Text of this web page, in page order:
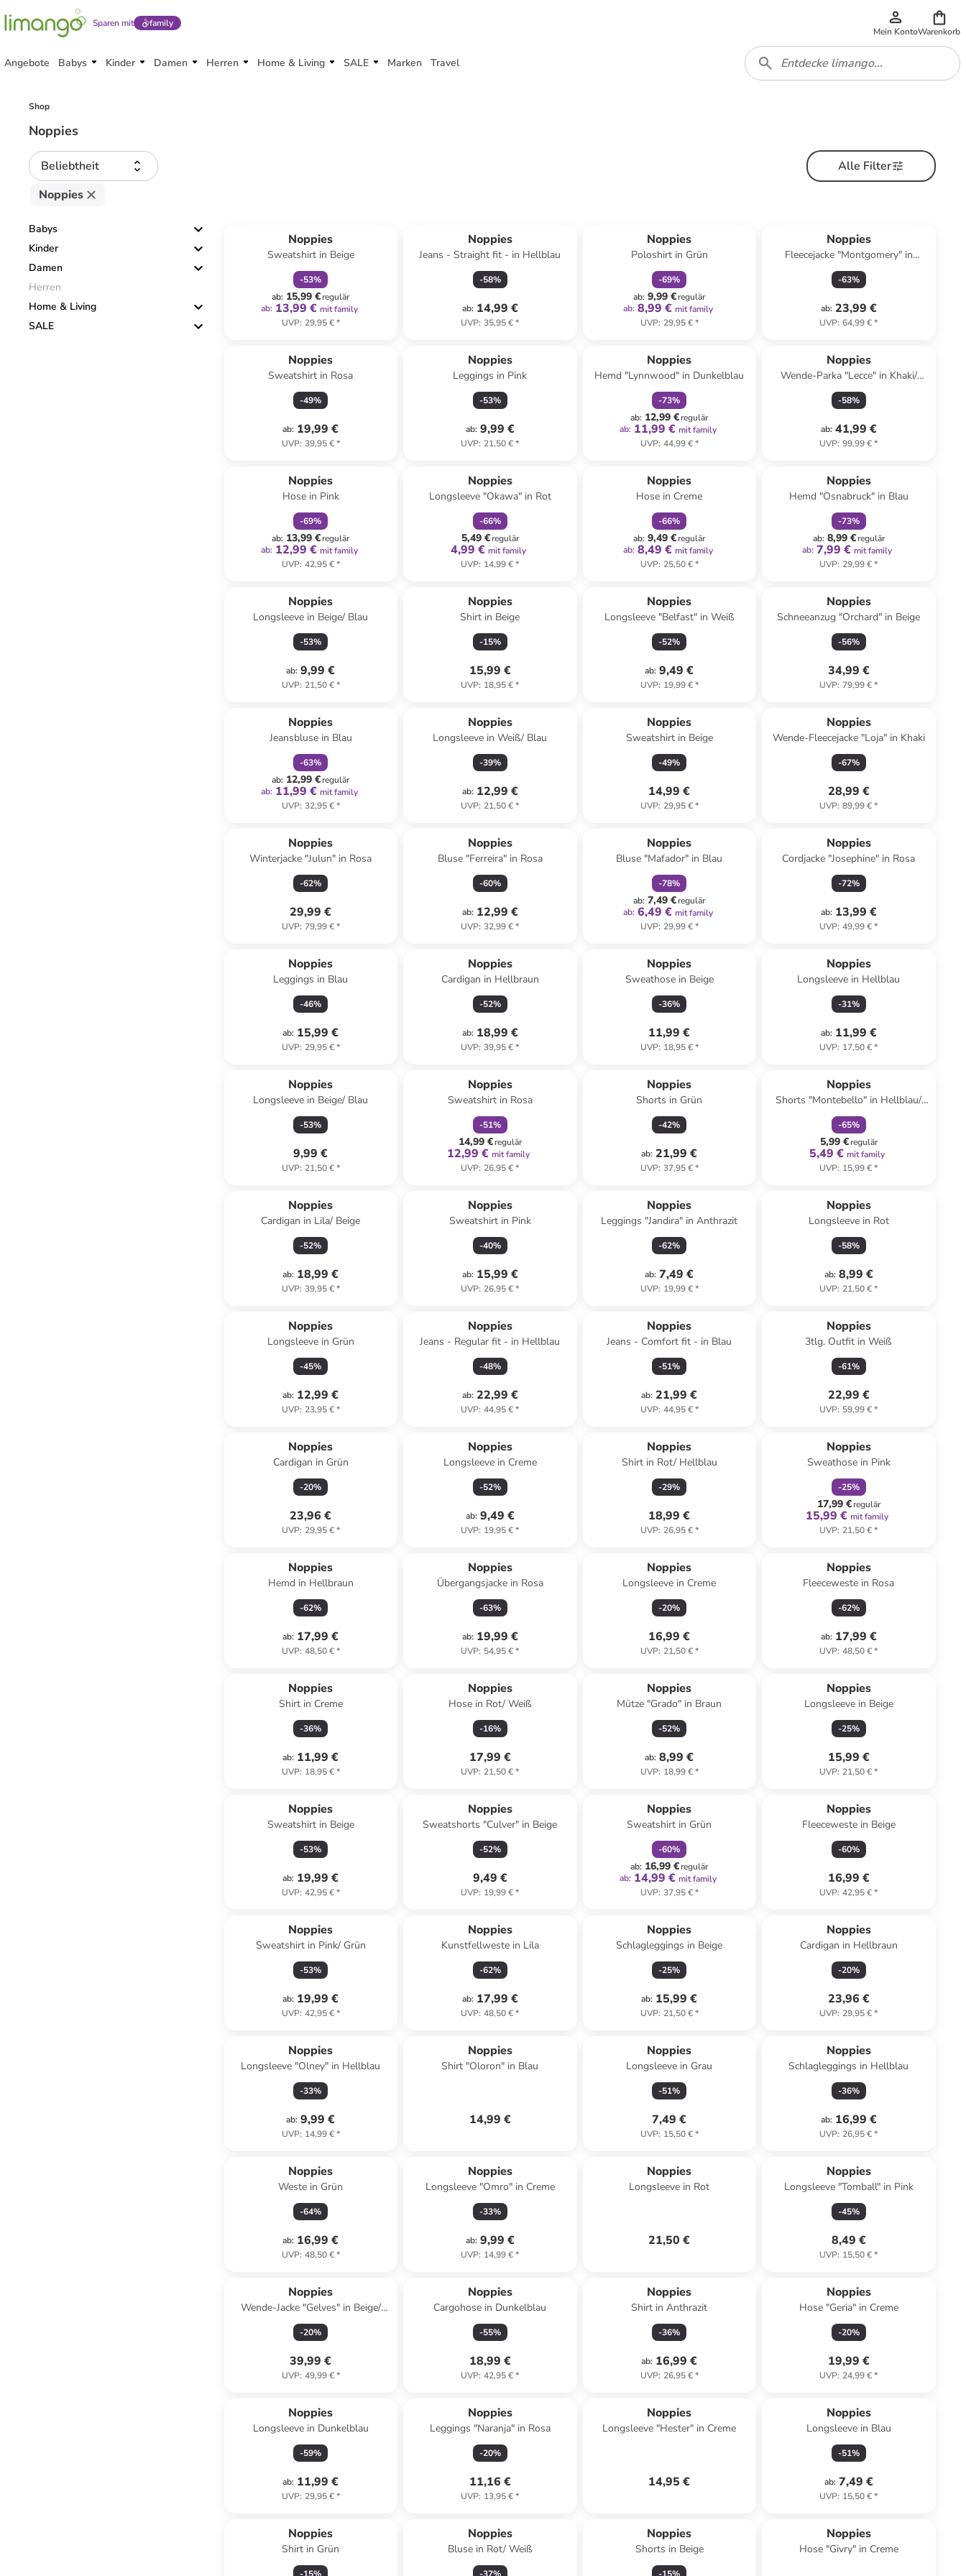
Sparen mit family
Mein KontoWarenkorb
Angebote Babys Kinder Damen Herren Home & Living SALE Marken Travel
Shop
Noppies
Beliebtheit
Alle Filter
Noppies
Babys
Kinder
Damen
Herren
Home & Living
SALE
Noppies
Sweatshirt in Beige
-53%
ab: 15,99 €regulär
ab: 13,99 € mit family
UVP: 29,95 €*
Noppies
Jeans - Straight fit - in Hellblau
-58%
ab: 14,99 €
UVP: 35,95 €*
Noppies
Poloshirt in Grün
-69%
ab: 9,99 €regulär
ab: 8,99 € mit family
UVP: 29,95 €*
Noppies
Fleecejacke "Montgomery" in
Hellbraun
-63%
ab: 23,99 €
UVP: 64,99 €*
Noppies
Sweatshirt in Rosa
-49%
ab: 19,99 €
UVP: 39,95 €*
Noppies
Leggings in Pink
-53%
ab: 9,99 €
UVP: 21,50 €*
Noppies
Hemd "Lynnwood" in Dunkelblau
-73%
ab: 12,99 €regulär
ab: 11,99 € mit family
UVP: 44,99 €*
Noppies
Wende-Parka "Lecce" in Khaki/
Hellbraun
-58%
ab: 41,99 €
UVP: 99,99 €*
Noppies
Hose in Pink
-69%
ab: 13,99 €regulär
ab: 12,99 € mit family
UVP: 42,95 €*
Noppies
Longsleeve "Okawa" in Rot
-66%
5,49 €regulär
4,99 € mit family
UVP: 14,99 €*
Noppies
Hose in Creme
-66%
ab: 9,49 €regulär
ab: 8,49 € mit family
UVP: 25,50 €*
Noppies
Hemd "Osnabruck" in Blau
-73%
ab: 8,99 €regulär
ab: 7,99 € mit family
UVP: 29,99 €*
Noppies
Longsleeve in Beige/ Blau
-53%
ab: 9,99 €
UVP: 21,50 €*
Noppies
Shirt in Beige
-15%
15,99 €
UVP: 18,95 €*
Noppies
Longsleeve "Belfast" in Weiß
-52%
ab: 9,49 €
UVP: 19,99 €*
Noppies
Schneeanzug "Orchard" in Beige
-56%
34,99 €
UVP: 79,99 €*
Noppies
Jeansbluse in Blau
-63%
ab: 12,99 €regulär
ab: 11,99 € mit family
UVP: 32,95 €*
Noppies
Longsleeve in Weiß/ Blau
-39%
ab: 12,99 €
UVP: 21,50 €*
Noppies
Sweatshirt in Beige
-49%
14,99 €
UVP: 29,95 €*
Noppies
Wende-Fleecejacke "Loja" in Khaki
-67%
28,99 €
UVP: 89,99 €*
Noppies
Winterjacke "Julun" in Rosa
-62%
29,99 €
UVP: 79,99 €*
Noppies
Bluse "Ferreira" in Rosa
-60%
ab: 12,99 €
UVP: 32,99 €*
Noppies
Bluse "Mafador" in Blau
-78%
ab: 7,49 €regulär
ab: 6,49 € mit family
UVP: 29,99 €*
Noppies
Cordjacke "Josephine" in Rosa
-72%
ab: 13,99 €
UVP: 49,99 €*
Noppies
Leggings in Blau
-46%
ab: 15,99 €
UVP: 29,95 €*
Noppies
Cardigan in Hellbraun
-52%
ab: 18,99 €
UVP: 39,95 €*
Noppies
Sweathose in Beige
-36%
11,99 €
UVP: 18,95 €*
Noppies
Longsleeve in Hellblau
-31%
ab: 11,99 €
UVP: 17,50 €*
Noppies
Longsleeve in Beige/ Blau
-53%
9,99 €
UVP: 21,50 €*
Noppies
Sweatshirt in Rosa
-51%
14,99 €regulär
12,99 € mit family
UVP: 26,95 €*
Noppies
Shorts in Grün
-42%
ab: 21,99 €
UVP: 37,95 €*
Noppies
Shorts "Montebello" in Hellblau/
Blau
-65%
5,99 €regulär
5,49 € mit family
UVP: 15,99 €*
Noppies
Cardigan in Lila/ Beige
-52%
ab: 18,99 €
UVP: 39,95 €*
Noppies
Sweatshirt in Pink
-40%
ab: 15,99 €
UVP: 26,95 €*
Noppies
Leggings "Jandira" in Anthrazit
-62%
ab: 7,49 €
UVP: 19,99 €*
Noppies
Longsleeve in Rot
-58%
ab: 8,99 €
UVP: 21,50 €*
Noppies
Longsleeve in Grün
-45%
ab: 12,99 €
UVP: 23,95 €*
Noppies
Jeans - Regular fit - in Hellblau
-48%
ab: 22,99 €
UVP: 44,95 €*
Noppies
Jeans - Comfort fit - in Blau
-51%
ab: 21,99 €
UVP: 44,95 €*
Noppies
3tlg. Outfit in Weiß
-61%
22,99 €
UVP: 59,99 €*
Noppies
Cardigan in Grün
-20%
23,96 €
UVP: 29,95 €*
Noppies
Longsleeve in Creme
-52%
ab: 9,49 €
UVP: 19,95 €*
Noppies
Shirt in Rot/ Hellblau
-29%
18,99 €
UVP: 26,95 €*
Noppies
Sweathose in Pink
-25%
17,99 €regulär
15,99 € mit family
UVP: 21,50 €*
Noppies
Hemd in Hellbraun
-62%
ab: 17,99 €
UVP: 48,50 €*
Noppies
Übergangsjacke in Rosa
-63%
ab: 19,99 €
UVP: 54,95 €*
Noppies
Longsleeve in Creme
-20%
16,99 €
UVP: 21,50 €*
Noppies
Fleeceweste in Rosa
-62%
ab: 17,99 €
UVP: 48,50 €*
Noppies
Shirt in Creme
-36%
ab: 11,99 €
UVP: 18,95 €*
Noppies
Hose in Rot/ Weiß
-16%
17,99 €
UVP: 21,50 €*
Noppies
Mütze "Grado" in Braun
-52%
ab: 8,99 €
UVP: 18,99 €*
Noppies
Longsleeve in Beige
-25%
15,99 €
UVP: 21,50 €*
Noppies
Sweatshirt in Beige
-53%
ab: 19,99 €
UVP: 42,95 €*
Noppies
Sweatshorts "Culver" in Beige
-52%
9,49 €
UVP: 19,99 €*
Noppies
Sweatshirt in Grün
-60%
ab: 16,99 €regulär
ab: 14,99 € mit family
UVP: 37,95 €*
Noppies
Fleeceweste in Beige
-60%
16,99 €
UVP: 42,95 €*
Noppies
Sweatshirt in Pink/ Grün
-53%
ab: 19,99 €
UVP: 42,95 €*
Noppies
Kunstfellweste in Lila
-62%
ab: 17,99 €
UVP: 48,50 €*
Noppies
Schlagleggings in Beige
-25%
ab: 15,99 €
UVP: 21,50 €*
Noppies
Cardigan in Hellbraun
-20%
23,96 €
UVP: 29,95 €*
Noppies
Longsleeve "Olney" in Hellblau
-33%
ab: 9,99 €
UVP: 14,99 €*
Noppies
Shirt "Oloron" in Blau
14,99 €
Noppies
Longsleeve in Grau
-51%
7,49 €
UVP: 15,50 €*
Noppies
Schlagleggings in Hellblau
-36%
ab: 16,99 €
UVP: 26,95 €*
Noppies
Weste in Grün
-64%
ab: 16,99 €
UVP: 48,50 €*
Noppies
Longsleeve "Omro" in Creme
-33%
ab: 9,99 €
UVP: 14,99 €*
Noppies
Longsleeve in Rot
21,50 €
Noppies
Longsleeve "Tomball" in Pink
-45%
8,49 €
UVP: 15,50 €*
Noppies
Wende-Jacke "Gelves" in Beige/
Grün
-20%
39,99 €
UVP: 49,99 €*
Noppies
Cargohose in Dunkelblau
-55%
18,99 €
UVP: 42,95 €*
Noppies
Shirt in Anthrazit
-36%
ab: 16,99 €
UVP: 26,95 €*
Noppies
Hose "Geria" in Creme
-20%
19,99 €
UVP: 24,99 €*
Noppies
Longsleeve in Dunkelblau
-59%
ab: 11,99 €
UVP: 29,95 €*
Noppies
Leggings "Naranja" in Rosa
-20%
11,16 €
UVP: 13,95 €*
Noppies
Longsleeve "Hester" in Creme
14,95 €
Noppies
Longsleeve in Blau
-51%
ab: 7,49 €
UVP: 15,50 €*
Noppies
Shirt in Grün
Noppies
Bluse in Rot/ Weiß
Noppies
Shorts in Beige
Noppies
Hose "Givry" in Creme